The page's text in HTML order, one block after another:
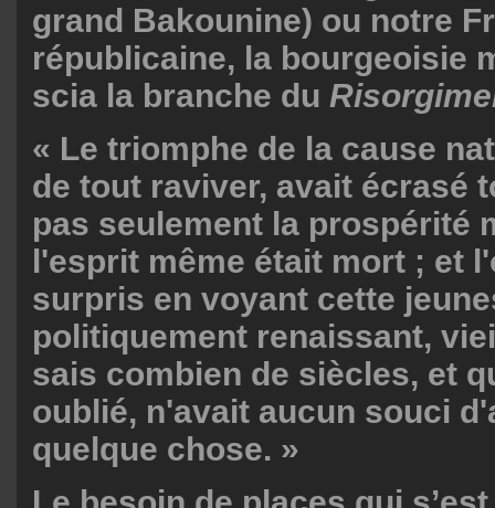
grand Bakounine) ou notre
républicaine, la bourgeoisie
scia la branche du
« Le triomphe de la cause
de tout raviver, avait écrasé
pas seulement la prospérité
l'esprit même était mort ; et
surpris en voyant cette
politiquement renaissant,
sais combien de siècles, et
oublié, n'avait aucun souci
quelque chose. »